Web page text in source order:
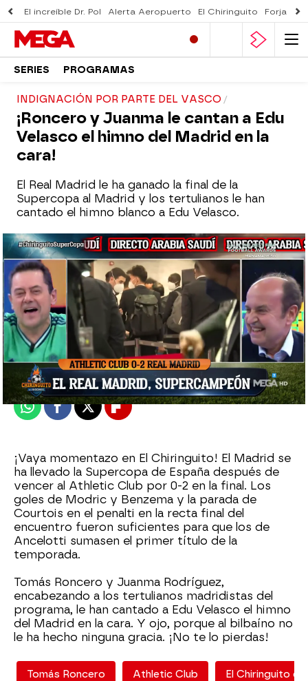
El increíble Dr. Pol Alerta Aeropuerto El Chiringuito Forjado
SERIES PROGRAMAS
INDIGNACIÓN POR PARTE DEL VASCO
¡Roncero y Juanma le cantan a Edu
Velasco el himno del Madrid en la
cara!
El Real Madrid le ha ganado la final de la
Supercopa al Madrid y los tertulianos le han
cantado el himno blanco a Edu Velasco.
El Chiringuito
Madrid
Publicado:17 de enero de 2022, 00:51
WhatsappFacebook
X Flipboard
¡Vaya momentazo en El Chiringuito! El Madrid se
ha llevado la Supercopa de España después de
vencer al Athletic Club por 0-2 en la final. Los
goles de Modric y Benzema y la parada de
Courtois en el penalti en la recta final del
encuentro fueron suficientes para que los de
Ancelotti sumasen el primer título de la
temporada.
Tomás Roncero y Juanma Rodríguez,
encabezando a los tertulianos madridistas del
programa, le han cantado a Edu Velasco el himno
del Madrid en la cara. Y ojo, porque al bilbaíno no
le ha hecho ninguna gracia. ¡No te lo pierdas!
Tomás Roncero Athletic Club El Chiringuito